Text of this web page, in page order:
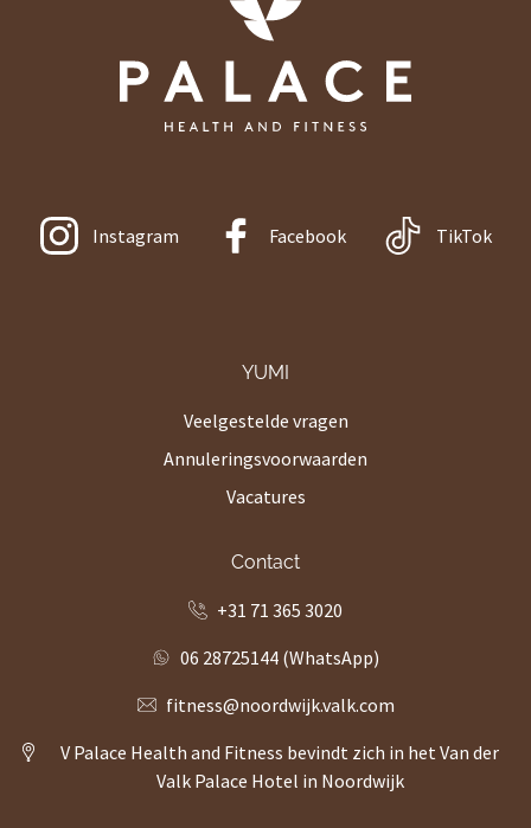
Instagram Facebook TikTok
YUMI
Veelgestelde vragen
Annuleringsvoorwaarden
Vacatures
Contact
+31 71 365 3020
06 28725144 (WhatsApp)
fitness@noordwijk.valk.com
V Palace Health and Fitness bevindt zich in het Van der
Valk Palace Hotel in Noordwijk